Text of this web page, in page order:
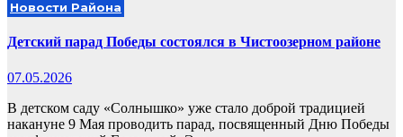
Новости Района
Детский парад Победы состоялся в Чистоозерном районе
07.05.2026
В детском саду «Солнышко» уже стало доброй традицией
накануне 9 Мая проводить парад, посвященный Дню Победы